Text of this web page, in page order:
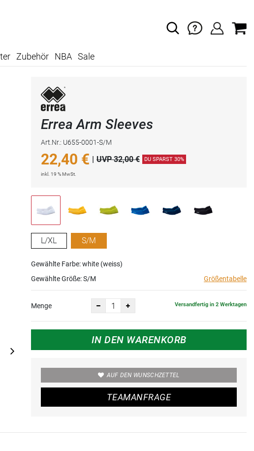
Zubehör NBA Sale
Errea Arm Sleeves
Art.Nr.: U655-0001-S/M
22,40 € | UVP 32,00 € DU SPARST 30%
inkl. 19 % MwSt.
L/XL S/M
Gewählte Farbe: white (weiss)
Gewählte Größe:S/M Größentabelle
Menge Versandfertig in 2 Werktagen
IN DEN WARENKORB
AUF DEN WUNSCHZETTEL
TEAMANFRAGE